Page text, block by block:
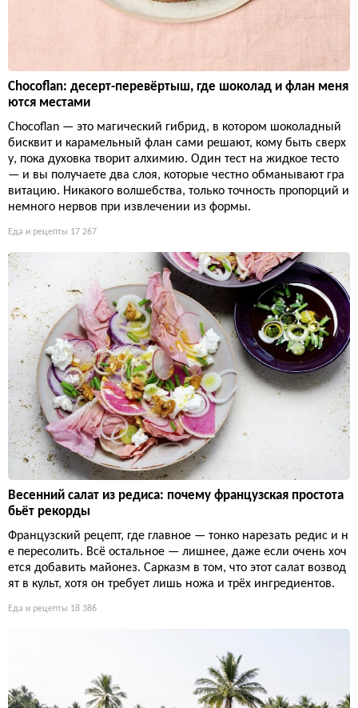
Chocoflan: десерт-перевёртыш, где шоколад и флан меня
ются местами
Chocoflan — это магический гибрид, в котором шоколадный
бисквит и карамельный флан сами решают, кому быть сверх
у, пока духовка творит алхимию. Один тест на жидкое тесто
— и вы получаете два слоя, которые честно обманывают гра
витацию. Никакого волшебства, только точность пропорций и
немного нервов при извлечении из формы.
Еда и рецепты 17 267
Весенний салат из редиса: почему французская простота
бьёт рекорды
Французский рецепт, где главное — тонко нарезать редис и н
е пересолить. Всё остальное — лишнее, даже если очень хоч
ется добавить майонез. Сарказм в том, что этот салат возвод
ят в культ, хотя он требует лишь ножа и трёх ингредиентов.
Еда и рецепты 18 386